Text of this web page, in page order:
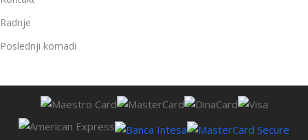
Radnje
Poslednji komadi